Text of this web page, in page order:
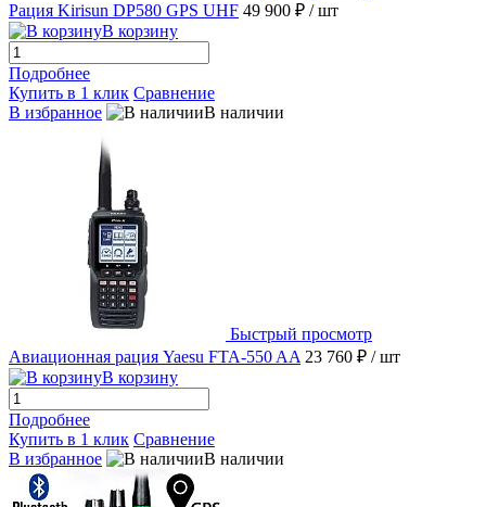
Рация Kirisun DP580 GPS UHF 49 900 ₽ / шт
В корзину
Подробнее
Купить в 1 клик Сравнение
В избранное
В наличии
Быстрый просмотр
Авиационная рация Yaesu FTA-550 AA 23 760 ₽ / шт
В корзину
Подробнее
Купить в 1 клик Сравнение
В избранное
В наличии